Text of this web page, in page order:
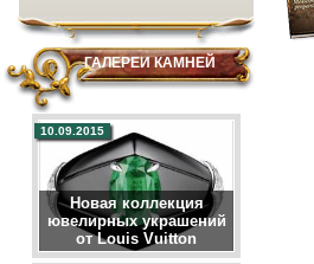
ГАЛЕРЕИ КАМНЕЙ
Новая коллекция
ювелирных украшений
от Louis Vuitton
10.09.2015